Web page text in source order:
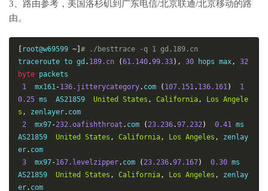
Fast.com 0.00 Mbit /s 155.9 Mbit/ s
Hefei
     CT
4.98 s
Guangzhou
s Mbit
s
183.26
ms
s Mbit
14.81 s /
s
3、路由参考，美国洛杉矶到广东电信/北京联通/北京移动的路
由。
[ root@w69599 ~] # ./besttrace -q 1 gd.189.cn
traceroute to gd . 189.cn (61.140.99.33), 30 hops max ,
32
byte packets
1
  mx161
-136.jitterycategory. com ( 107.151 . 136.161 )
1
0.25 ms  AS21859 United States , California , Los Angele
s , zenlayer. com
2
  mx97
-232.oafishthroat . com ( 23.236.97.232 ) 0.41
ms
AS21859 United States , California , Los Angeles ,
zenlay
er. com
3
  mx97
-167.levelzipper. com ( 23.236.97.167) 0.30 ms
AS21859 United States , California , Los Angeles ,
zenlay
er. com